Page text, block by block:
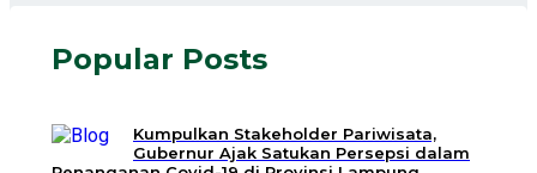
Popular Posts
Kumpulkan Stakeholder Pariwisata,
Gubernur Ajak Satukan Persepsi dalam